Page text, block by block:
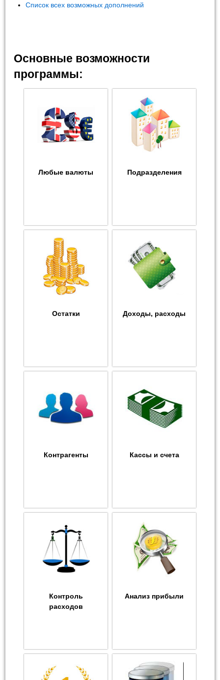
Список всех возможных дополнений
Основные возможности
программы:
Любые валюты Подразделения
Остатки Доходы, расходы
Контрагенты Кассы и счета
Контроль
расходов
Анализ прибыли